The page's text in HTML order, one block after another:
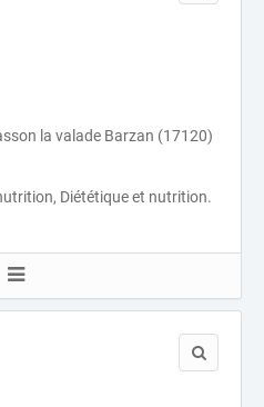
la valade Barzan (17120)
Diététique et nutrition.